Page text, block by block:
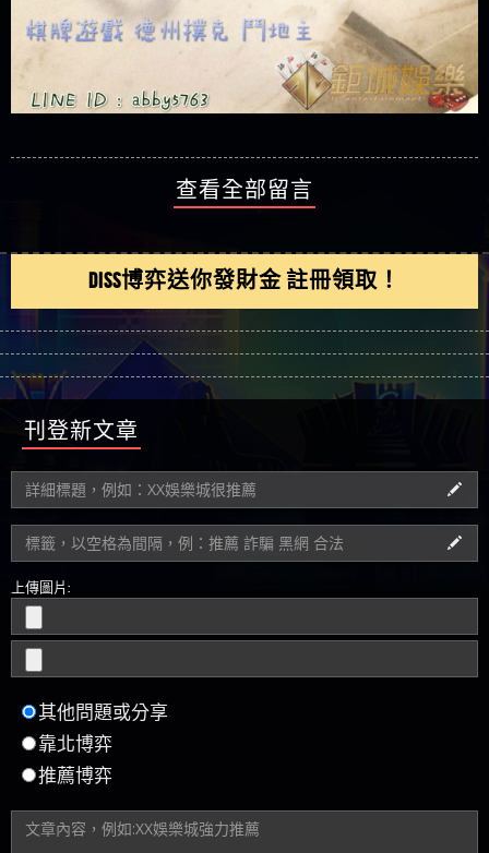
DISS博弈送你發財金 註冊領取！
刊登新文章
上傳圖片:
其他問題或分享
靠北博弈
推薦博弈